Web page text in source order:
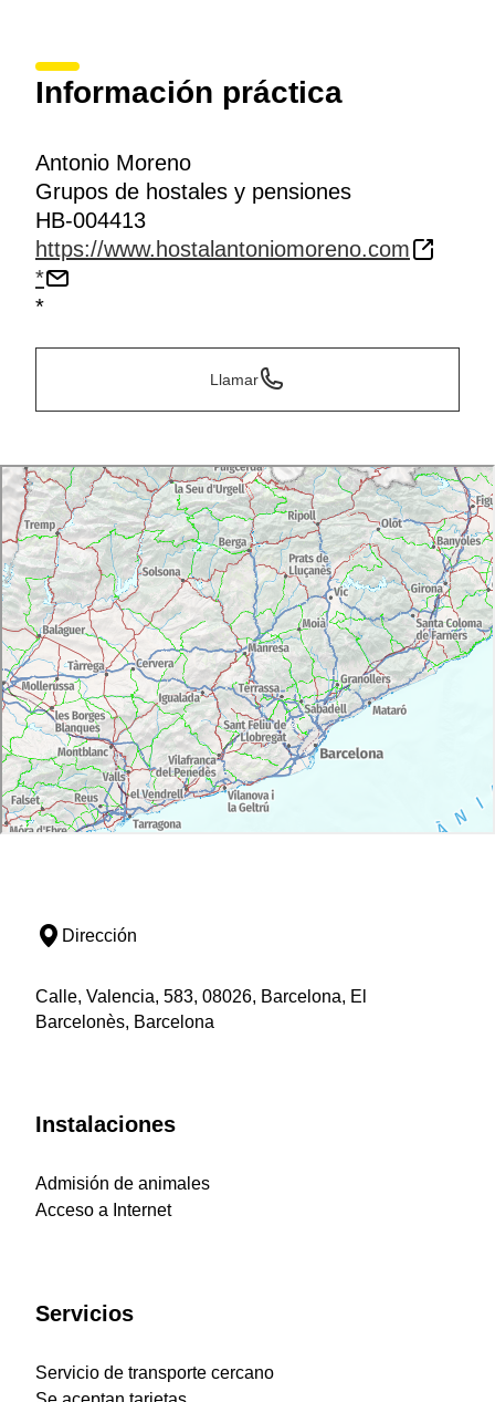
Información práctica
Antonio Moreno
Grupos de hostales y pensiones
HB-004413
https://www.hostalantoniomoreno.com
*
*
Llamar
Dirección
Calle, Valencia, 583, 08026, Barcelona, El
Barcelonès, Barcelona
Instalaciones
Admisión de animales
Acceso a Internet
Servicios
Servicio de transporte cercano